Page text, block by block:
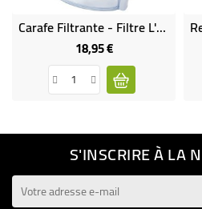
Carafe Filtrante - Filtre L'eau Du Robinet
18,95 €Prix
S'INSCRIRE À LA